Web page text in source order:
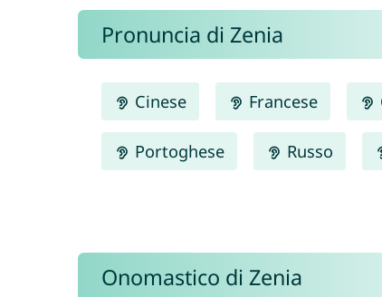
Pronuncia di Zenia
Cinese Francese
Portoghese Russo
Onomastico di Zenia